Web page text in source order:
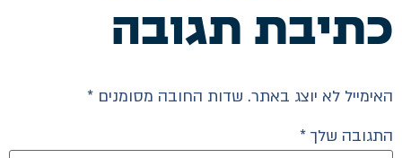
כתיבת תגובה
האימייל לא יוצג באתר. שדות החובה מסומנים *
התגובה שלך *